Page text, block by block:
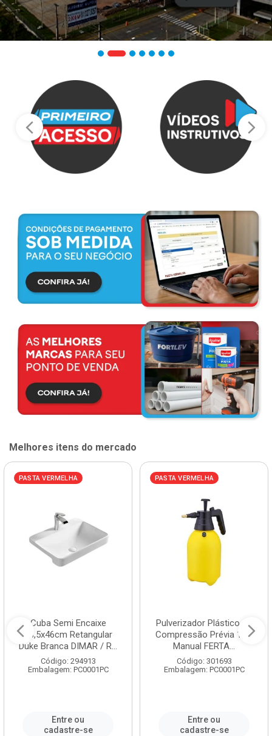
Melhores itens do mercado
PASTA VERMELHA
Cuba Semi Encaixe
58,5x46cm Retangular
Duke Branca DIMAR / R...
Código: 294913
Embalagem: PC0001PC
Entre ou
cadastre-se
PASTA VERMELHA
Pulverizador Plástico de
Compressão Prévia 1,5L
Manual FERTA...
Código: 301693
Embalagem: PC0001PC
Entre ou
cadastre-se